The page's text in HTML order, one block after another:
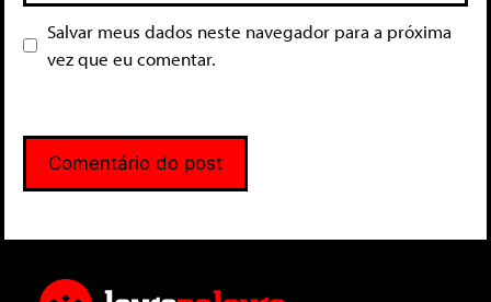
Salvar meus dados neste navegador para a próxima
vez que eu comentar.